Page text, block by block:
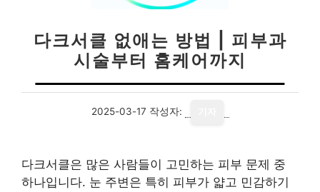
다크서클 없애는 방법 | 피부과
시술부터 홈케어까지
2025-03-17 작성자:
다크서클은 많은 사람들이 고민하는 피부 문제 중
하나입니다. 눈 주변은 특히 피부가 얇고 민감하기